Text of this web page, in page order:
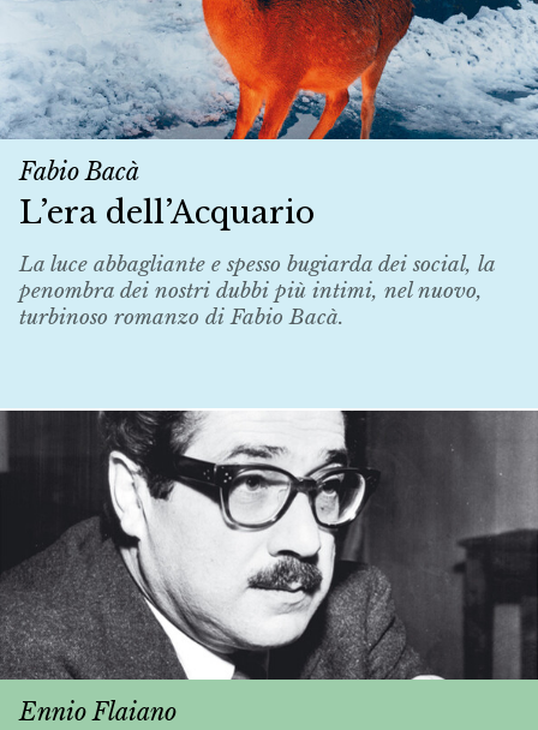
Fabio Bacà
L’era dell’Acquario
La luce abbagliante e spesso bugiarda dei social, la
penombra dei nostri dubbi più intimi, nel nuovo,
turbinoso romanzo di Fabio Bacà.
Ennio Flaiano